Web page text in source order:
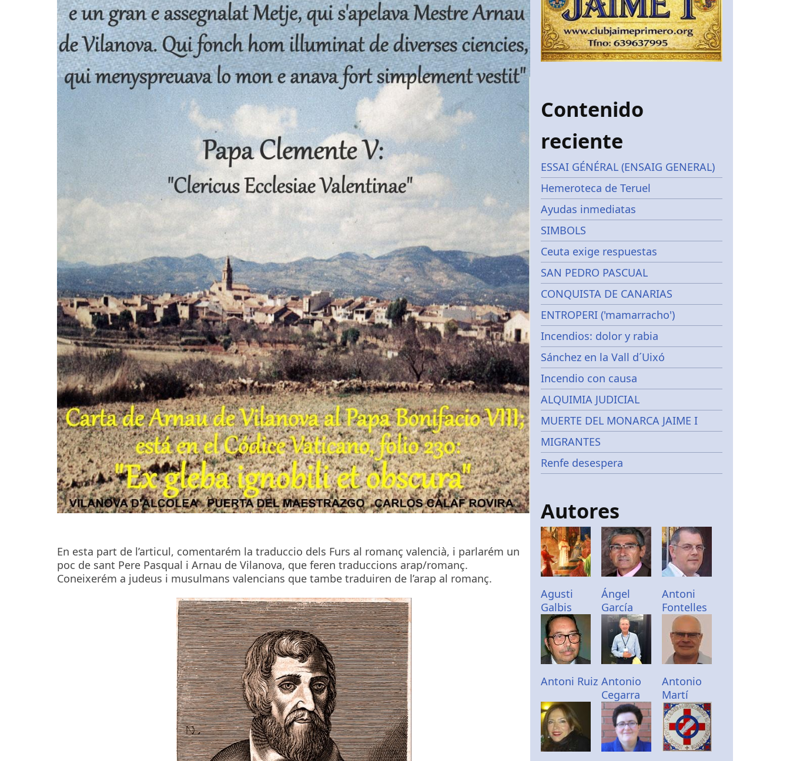
En esta part de l’articul, comentarém la traduccio dels Furs al romanç valencià, i parlarém un
poc de sant Pere Pasqual i Arnau de Vilanova, que feren traduccions arap/romanç.
Coneixerém a judeus i musulmans valencians que tambe traduiren de l’arap al romanç.
Contenido
reciente
ESSAI GÉNÉRAL (ENSAIG GENERAL)
Hemeroteca de Teruel
Ayudas inmediatas
SIMBOLS
Ceuta exige respuestas
SAN PEDRO PASCUAL
CONQUISTA DE CANARIAS
ENTROPERI ('mamarracho')
Incendios: dolor y rabia
Sánchez en la Vall d´Uixó
Incendio con causa
ALQUIMIA JUDICIAL
MUERTE DEL MONARCA JAIME I
MIGRANTES
Renfe desespera
Autores
Agusti
Galbis
Ángel
García
Antoni
Fontelles
Antoni Ruiz Antonio
Cegarra
Antonio
Martí